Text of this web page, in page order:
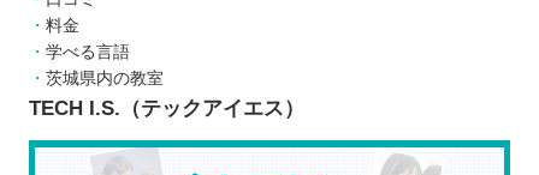
実務に役立つスキルを学べる
効率的に学習できる
転職・就職のアドバイスをもらえる
料金
学べる言語
茨城県内の教室
TECH I.S.（テックアイエス）